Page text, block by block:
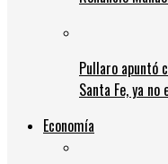
Pullaro apuntó
Santa Fe, ya
Economía